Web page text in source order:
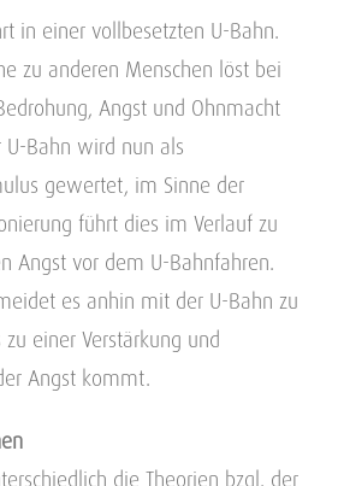
in einer vollbesetzten U-Bahn.
zu anderen Menschen löst bei
Angst und Ohnmacht
Bahn wird nun als
gewertet, im Sinne der
führt dies im Verlauf zu
Angst vor dem U-Bahnfahren.
es anhin mit der U-Bahn zu
einer Verstärkung und
Angst kommt.
die Theorien bzgl. der